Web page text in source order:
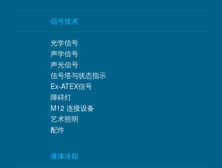
信号技术
光学信号
声学信号
声光信号
信号塔与状态指示
Ex-ATEX信号
障碍灯
M12 连接设备
艺术照明
配件
液体冷却